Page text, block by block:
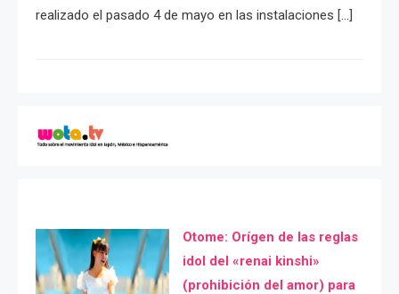
realizado el pasado 4 de mayo en las instalaciones […]
Otome: Orígen de las reglas
idol del «renai kinshi»
(prohibición del amor) para